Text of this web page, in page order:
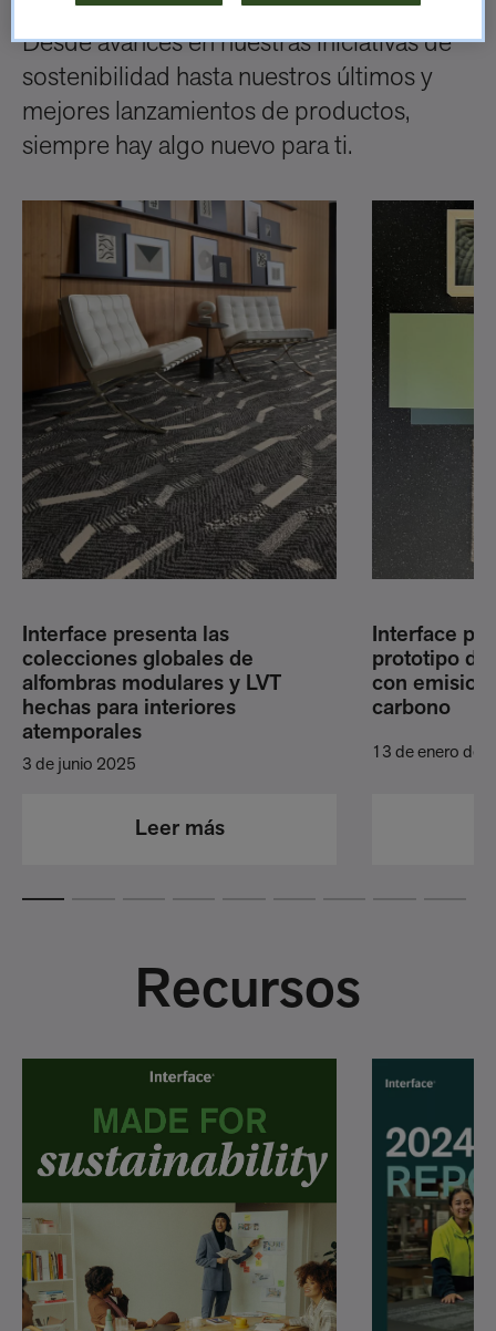
Desde avances en nuestras iniciativas de
sostenibilidad hasta nuestros últimos y
mejores lanzamientos de productos,
siempre hay algo nuevo para ti.
Interface presenta las
colecciones globales de
alfombras modulares y LVT
hechas para interiores
atemporales
3 de junio 2025
Leer más
Interface
prototipo de
con
carbono
13 de enero de
Recursos